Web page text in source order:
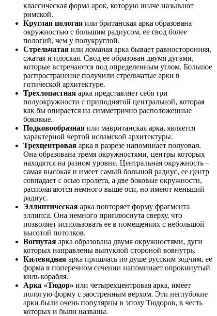
классическая форма арок, которую иначе называют
римской.
Круглая пологая или британская арка образована
окружностью с большим радиусом, ее свод более
пологий, чем у полукруглой.
Стрельчатая или ломаная арка бывает равносторонняя,
сжатая и плоская. Свод ее образован двумя дугами,
которые встречаются под определенным углом. Большое
распространение получили стрельчатые арки в
готической архитектуре.
Трехлопастная арка представляет себя три
полуокружности с приподнятой центральной, которая
как бы опирается на симметрично расположенные
боковые.
Подковообразная или мавританская арка, является
характерной чертой исламской архитектуры.
Трехцентровая арка в разрезе напоминает полуовал.
Она образована тремя окружностями, центры которых
находятся на разном уровне. Центральная окружность –
самая высокая и имеет самый большой радиус, ее центр
совпадает с осью пролета, а две боковые окружности,
располагаются немного выше оси, но имеют меньший
радиус.
Эллиптическая арка повторяет форму фрагмента
эллипса. Она немного приплюснута сверху, что
позволяет использовать ее в помещениях с небольшой
высотой потолков.
Вогнутая арка образована двумя окружностями, дуги
которых направлены выпуклой стороной вовнутрь.
Килевидная арка пришлась по душе русским зодчим, ее
форма в поперечном сечении напоминает опрокинутый
киль корабля.
Арка «Тюдор» или четырехцентровая арка, имеет
пологую форму с заостренным верхом. Эти неглубокие
арки были очень популярны в эпоху Тюдоров, в честь
которых и были названы.